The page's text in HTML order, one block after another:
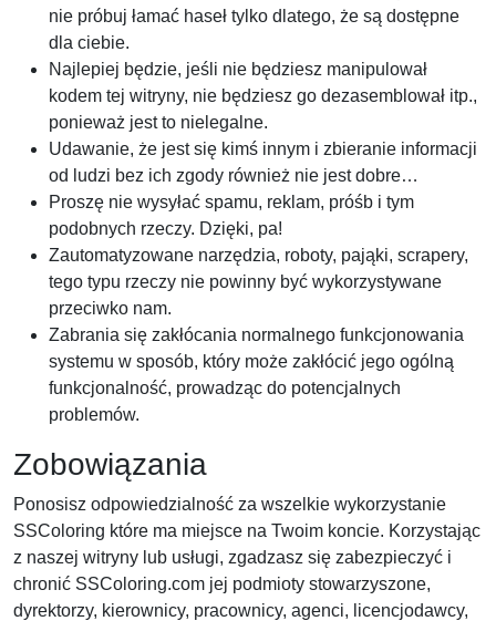
nie próbuj łamać haseł tylko dlatego, że są dostępne
dla ciebie.
Najlepiej będzie, jeśli nie będziesz manipulował
kodem tej witryny, nie będziesz go dezasemblował itp.,
ponieważ jest to nielegalne.
Udawanie, że jest się kimś innym i zbieranie informacji
od ludzi bez ich zgody również nie jest dobre…
Proszę nie wysyłać spamu, reklam, próśb i tym
podobnych rzeczy. Dzięki, pa!
Zautomatyzowane narzędzia, roboty, pająki, scrapery,
tego typu rzeczy nie powinny być wykorzystywane
przeciwko nam.
Zabrania się zakłócania normalnego funkcjonowania
systemu w sposób, który może zakłócić jego ogólną
funkcjonalność, prowadząc do potencjalnych
problemów.
Zobowiązania
Ponosisz odpowiedzialność za wszelkie wykorzystanie
SSColoring które ma miejsce na Twoim koncie. Korzystając
z naszej witryny lub usługi, zgadzasz się zabezpieczyć i
chronić SSColoring.com jej podmioty stowarzyszone,
dyrektorzy, kierownicy, pracownicy, agenci, licencjodawcy,